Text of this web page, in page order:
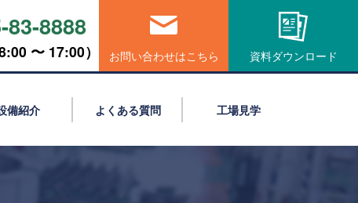
83-8888
〜 17:00） お問い合わせはこちら 資料ダウンロード
備紹介 よくある質問 工場見学